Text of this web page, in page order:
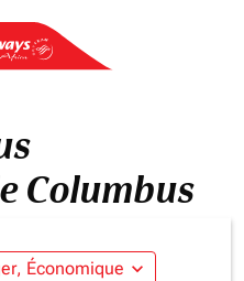
Columbus
Économique expand_more